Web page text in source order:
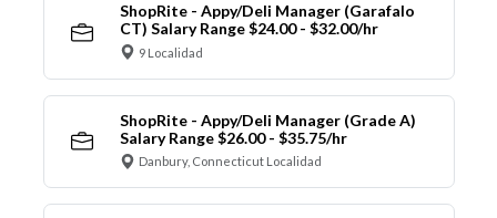
ShopRite - Appy/Deli Manager (Garafalo
CT) Salary Range $24.00 - $32.00/hr
9 Localidad
ShopRite - Appy/Deli Manager (Grade A)
Salary Range $26.00 - $35.75/hr
Danbury, Connecticut Localidad